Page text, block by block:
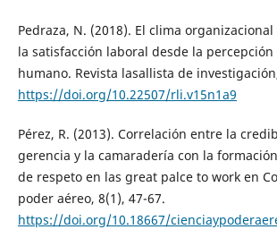
Pedraza, N. (2018). El clima
la satisfacción laboral desde la
humano. Revista lasallista de
https://doi.org/10.22507/rli.v15n1a9
Pérez, R. (2013). Correlación entre la
gerencia y la camaradería con la
de respeto en las great palce to work en
poder aéreo, 8(1), 47-67.
https://doi.org/10.18667/